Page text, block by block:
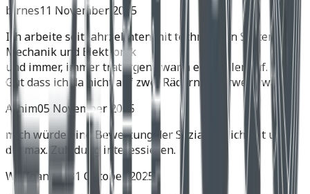
birnes11 November 2025
Ich arbeite seit Jahrzehnten mit technischen Systemen,
Mechanik und Elektronik
und immer, immer trat irgend wann ein Fehler auf.
Gut dass ich da nicht auf zwei Rädern unterwegs war.
Achim05 November 2025
mich würde eine Bewertung der Soziatauglichkeit und
die max. Zuladung interessieren.
Wolfgang H.31 Oktober 2025